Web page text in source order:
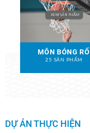
MÔN BÓNG RỔ
25 SẢN PHẨM
DỰ ÁN THỰC HIỆN